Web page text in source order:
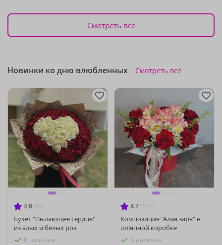
Смотреть все
Новинки ко дню влюбленных Смотреть все
4.8 (55)
Букет "Пылающее сердце"
из алых и белых роз
В наличии
4.7 (121)
Композиция "Алая заря" в
шляпной коробке
В наличии